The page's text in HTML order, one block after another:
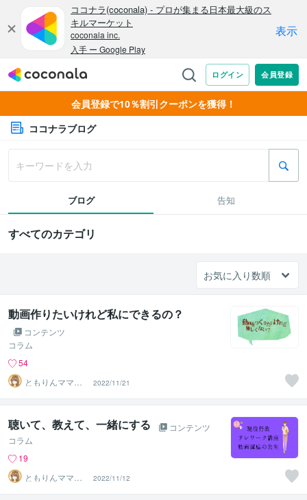
会員登録で10％割引クーポンを獲得！
ココナラブログ
ブログ 告知
すべてのカテゴリ
動画作りたいけれど私にできるの？
コンテンツ
コラム
54
ともりんママ❤
ノマドワーカー
若林朋凛
2022/11/21
聴いて、教えて、一緒にする
コンテンツ
コラム
19
ともりんママ❤
ノマドワーカー
若林朋凛
2022/11/12